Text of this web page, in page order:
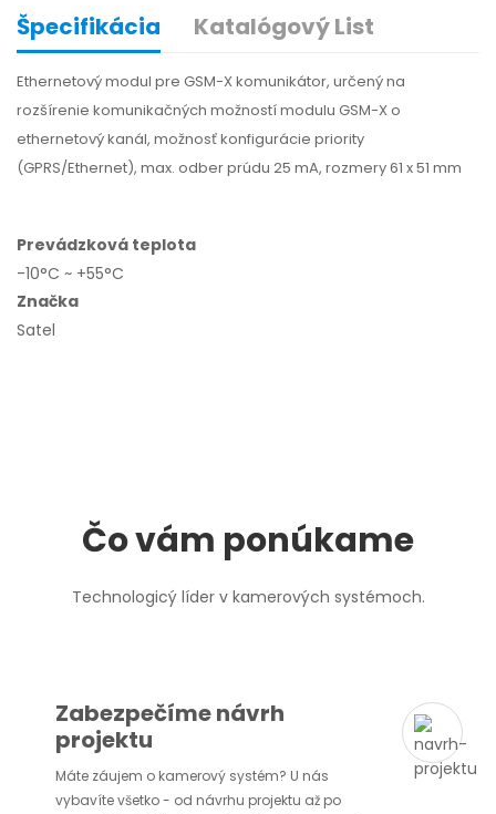
Špecifikácia Katalógový List
Ethernetový modul pre GSM-X komunikátor, určený na
rozšírenie komunikačných možností modulu GSM-X o
ethernetový kanál, možnosť konfigurácie priority
(GPRS/Ethernet), max. odber prúdu 25 mA, rozmery 61 x 51 mm
Prevádzková teplota
-10°C ~ +55°C
Značka
Satel
Čo vám ponúkame
Technologicý líder v kamerových systémoch.
Zabezpečíme návrh
projektu
Máte záujem o kamerový systém? U nás
vybavíte všetko - od návrhu projektu až po